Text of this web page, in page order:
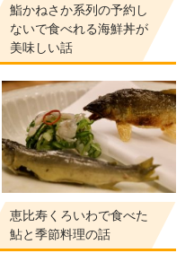
鮨かねさか系列の予約し
ないで食べれる海鮮丼が
美味しい話
恵比寿くろいわで食べた
鮎と季節料理の話